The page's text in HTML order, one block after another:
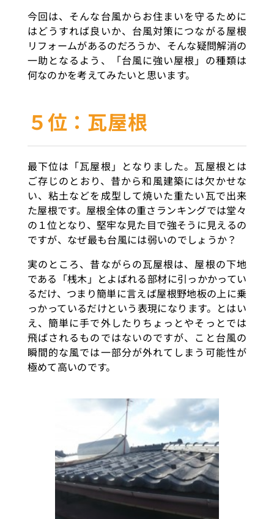
今回は、そんな台風からお住まいを守るために
はどうすれば良いか、台風対策につながる屋根
リフォームがあるのだろうか、そんな疑問解消の
一助となるよう、「台風に強い屋根」の種類は
何なのかを考えてみたいと思います。
５位：瓦屋根
最下位は「瓦屋根」となりました。瓦屋根とは
ご存じのとおり、昔から和風建築には欠かせな
い、粘土などを成型して焼いた重たい瓦で出来
た屋根です。屋根全体の重さランキングでは堂々
の１位となり、堅牢な見た目で強そうに見えるの
ですが、なぜ最も台風には弱いのでしょうか？
実のところ、昔ながらの瓦屋根は、屋根の下地
である「桟木」とよばれる部材に引っかかってい
るだけ、つまり簡単に言えば屋根野地板の上に乗
っかっているだけという表現になります。とはい
え、簡単に手で外したりちょっとやそっとでは
飛ばされるものではないのですが、こと台風の
瞬間的な風では一部分が外れてしまう可能性が
極めて高いのです。